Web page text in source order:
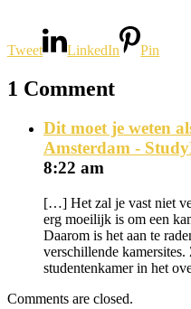
Tweet LinkedIn Pin
1 Comment
Dit moet je weten
Amsterdam -
8:22 am
[…] Het zal je vast niet
erg moeilijk is om een
Daarom is het aan te
verschillende
studentenkamer in het
Comments are closed.